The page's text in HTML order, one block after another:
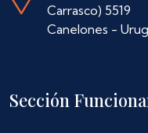
Carrasco) 5519
Canelones -
Sección